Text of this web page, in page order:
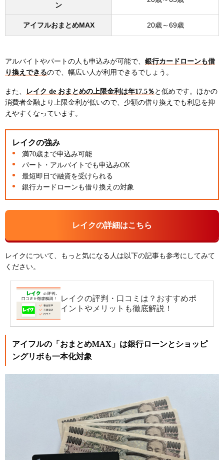
ン
アイフルおまとめMAX 20歳～69歳
アルバイトやパートの人も申込みが可能で、 銀行カードローンも借
り換えできるので、幅広い人が利用できるでしょう。
また、 レイク de おまとめの上限金利は年17.5％ と低めです。ほかの
消費者金融より上限金利が低いので、少額の借り換えでも利息を抑
えやすくなっています。
レイクの強み
満70歳まで申込み可能
パート・アルバイトでも申込みOK
最短即日で融資を受けられる
銀行カードローンも借り換えの対象
レイクの詳細はこちら
レイクについて、もっと気になる人は以下の記事も参考にしてみて
ください。
レイクの評判・口コミは？おすすめポ
イントやメリットも徹底解説！
アイフルの「おまとめMAX」は銀行ローンとショッピ
ングリボも一本化対象